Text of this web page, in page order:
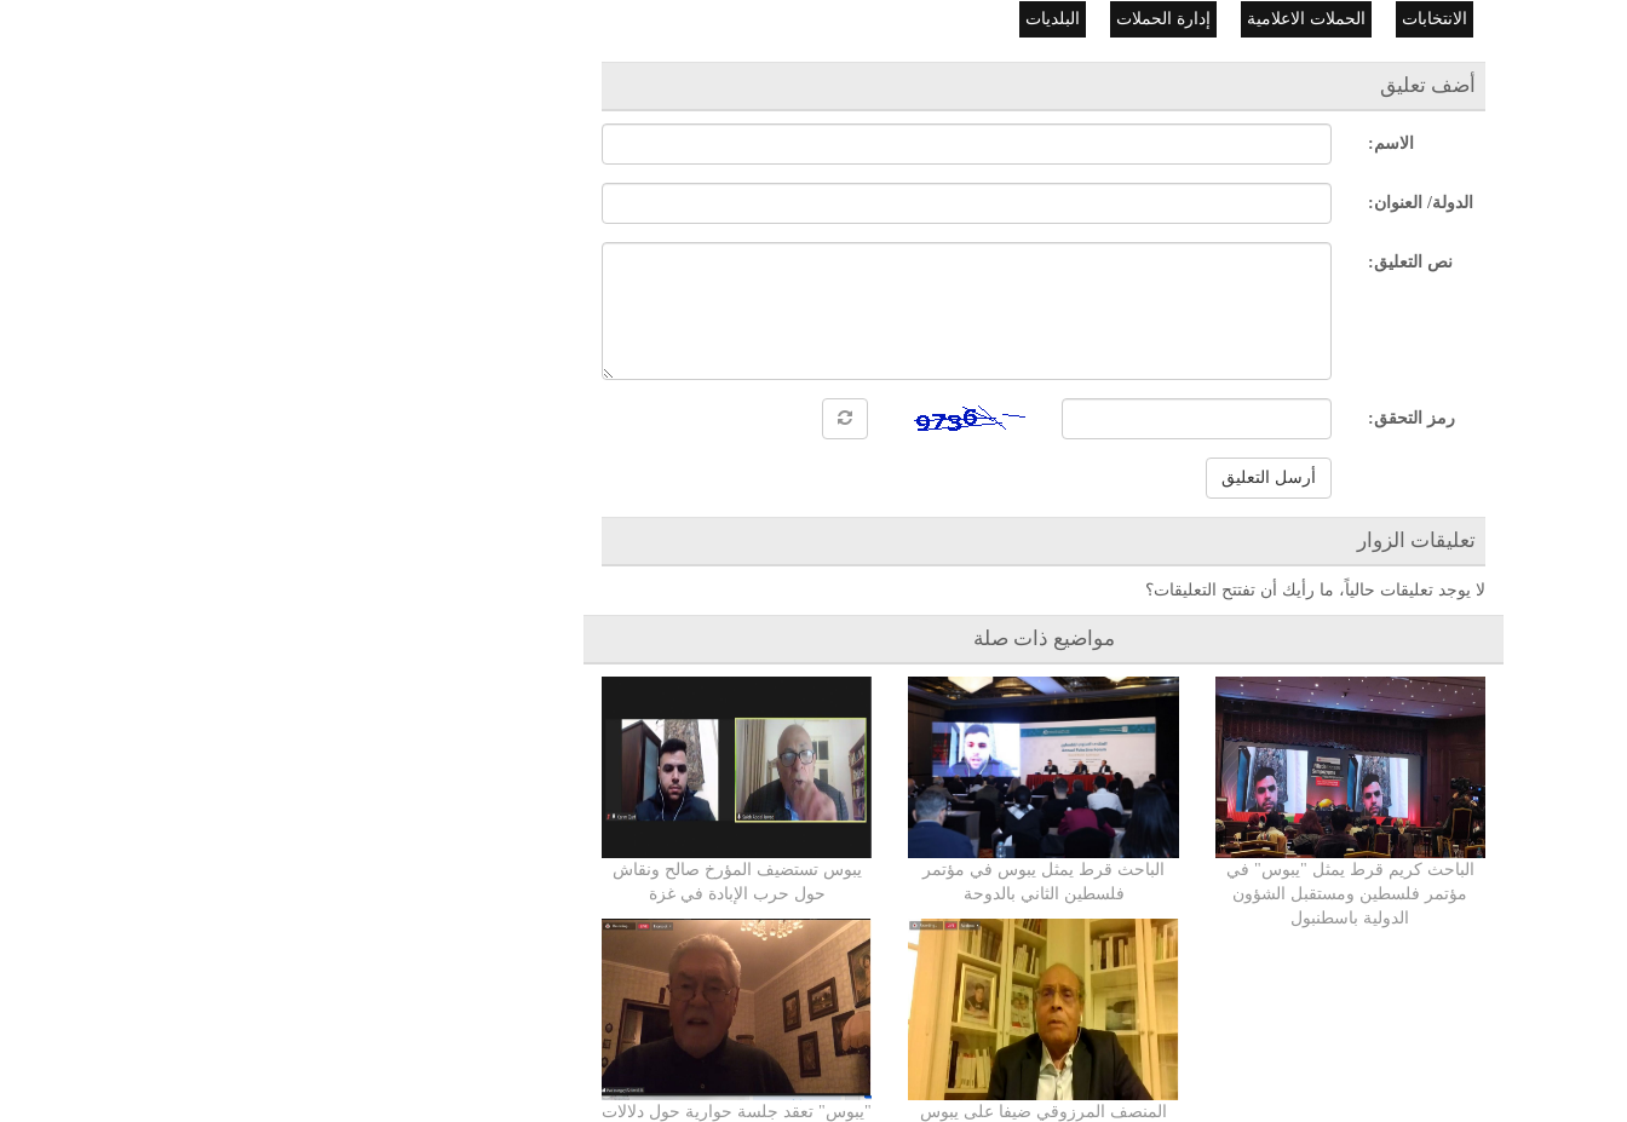
الانتخابات الحملات الاعلامية إدارة الحملات البلديات
أضف تعليق
الاسم:
الدولة/ العنوان:
نص التعليق:
رمز التحقق:
أرسل التعليق
تعليقات الزوار
لا يوجد تعليقات حالياً، ما رأيك أن تفتتح التعليقات؟
مواضيع ذات صلة
الباحث كريم قرط يمثل "يبوس" في
مؤتمر فلسطين ومستقبل الشؤون
الدولية باسطنبول
الباحث قرط يمثل يبوس في مؤتمر
فلسطين الثاني بالدوحة
يبوس تستضيف المؤرخ صالح ونقاش
حول حرب الإبادة في غزة
المنصف المرزوقي ضيفا على يبوس
"يبوس" تعقد جلسة حوارية حول دلالات